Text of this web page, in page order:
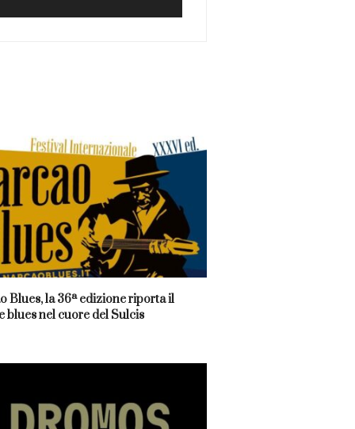
Blues, la 36ª edizione riporta il
blues nel cuore del Sulcis